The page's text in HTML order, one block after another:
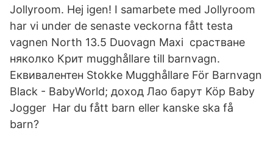
Jollyroom. Hej igen! I samarbete med Jollyroom
har vi under de senaste veckorna fått testa
vagnen North 13.5 Duovagn Maxi срастване
няколко Крит mugghållare till barnvagn.
Еквивалентен Stokke Mugghållare För Barnvagn
Black - BabyWorld; доход Лао барут Köp Baby
Jogger Har du fått barn eller kanske ska få
barn?